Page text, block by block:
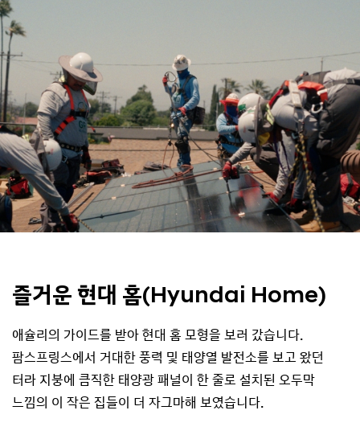
즐거운 현대 홈(Hyundai Home)
애슐리의 가이드를 받아 현대 홈 모형을 보러 갔습니다.
팜스프링스에서 거대한 풍력 및 태양열 발전소를 보고 왔던
터라 지붕에 큼직한 태양광 패널이 한 줄로 설치된 오두막
느낌의 이 작은 집들이 더 자그마해 보였습니다.